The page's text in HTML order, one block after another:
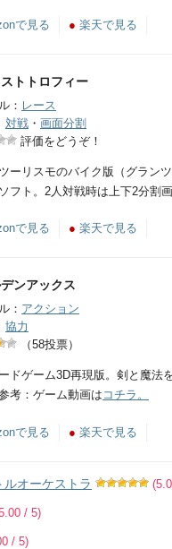
で見る ● 楽天で見る
トトロフィー
： レース
対戦 ・ 画面分割
評価をどうぞ！
ーリスモのバイク版（グラン
フト。2人対戦時は上下2分割画
で見る ● 楽天で見る
ンアックス
： アクション
協力
（58投票）
ドゲーム3D再現版。剣と魔法
考：ゲーム動画はコチラ。
で見る ● 楽天で見る
オーケストラ
/ 5)
/ 5)